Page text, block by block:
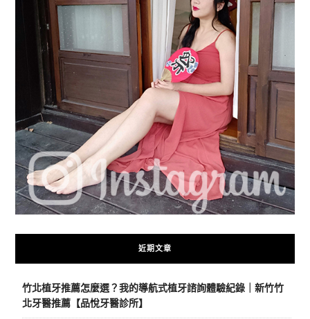
近期文章
竹北植牙推薦怎麼選？我的導航式植牙諮詢體驗紀錄｜新竹竹
北牙醫推薦【品悅牙醫診所】